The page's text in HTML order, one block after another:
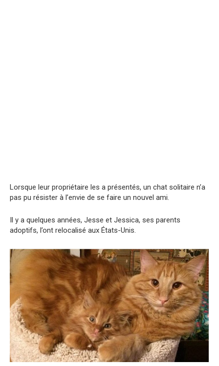
Lorsque leur propriétaire les a présentés, un chat solitaire n’a
pas pu résister à l’envie de se faire un nouvel ami.
Il y a quelques années, Jesse et Jessica, ses parents
adoptifs, l’ont relocalisé aux États-Unis.